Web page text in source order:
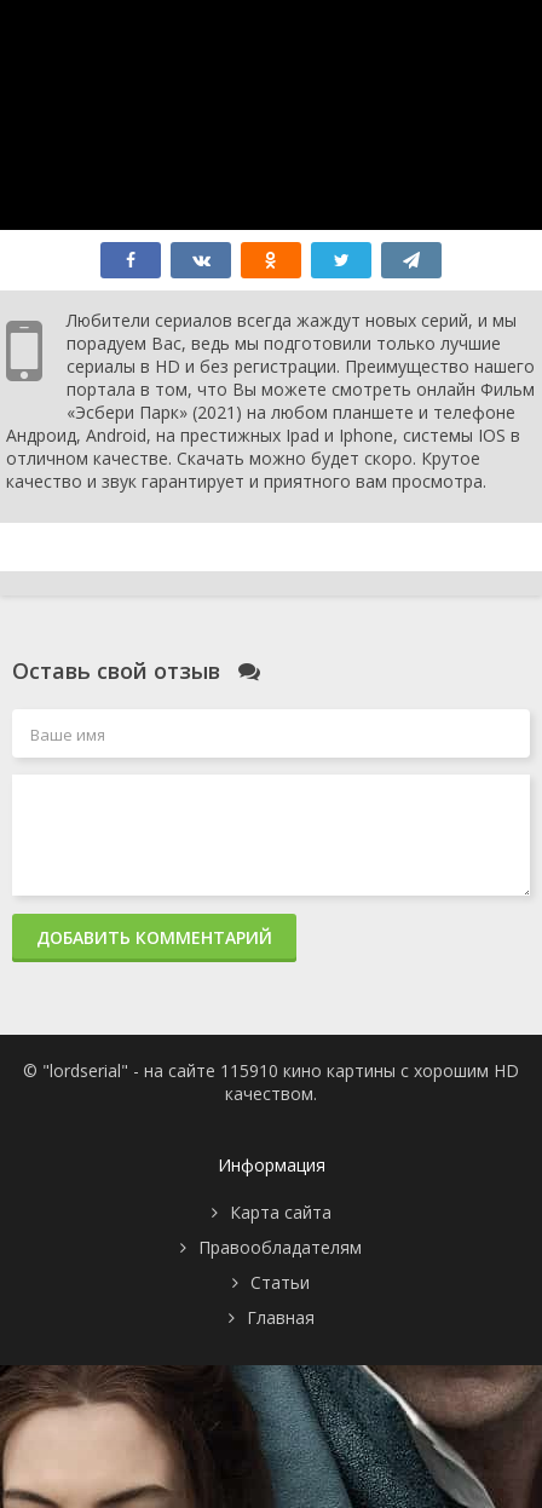
Любители сериалов всегда жаждут новых серий, и мы
порадуем Вас, ведь мы подготовили только лучшие
сериалы в HD и без регистрации. Преимущество нашего
портала в том, что Вы можете смотреть онлайн Фильм
«Эсбери Парк» (2021) на любом планшете и телефоне
Андроид, Android, на престижных Ipad и Iphone, системы IOS в
отличном качестве. Скачать можно будет скоро. Крутое
качество и звук гарантирует и приятного вам просмотра.
Оставь свой отзыв
ДОБАВИТЬ КОММЕНТАРИЙ
© "lordserial" - на сайте 115910 кино картины с хорошим HD
качеством.
Информация
Карта сайта
Правообладателям
Статьи
Главная